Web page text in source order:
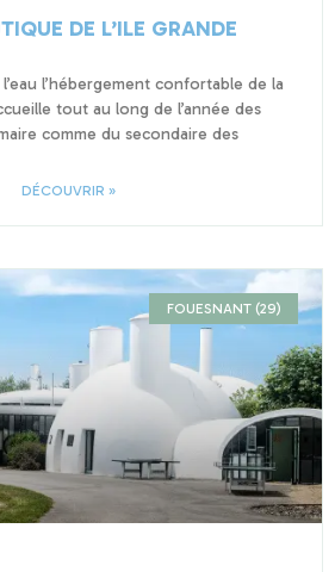
DE L’ILE GRANDE
l’hébergement confortable de la
tout au long de l’année des
comme du secondaire des
DÉCOUVRIR »
FOUESNANT (29)